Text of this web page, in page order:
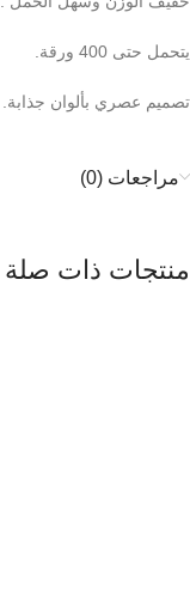
يتحمل حتى 400 ورقة.
تصميم عصري بألوان جذابة.
مراجعات (0)
منتجات ذات صلة